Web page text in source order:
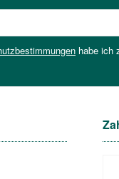
habe ich